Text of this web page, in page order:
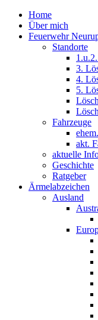
Home
Über mich
Feuerwehr
Standorte
3.
4.
5.
Fahrzeuge
akt.
aktuelle
Geschichte
Ratgeber
Ärmelabzeichen
Ausland